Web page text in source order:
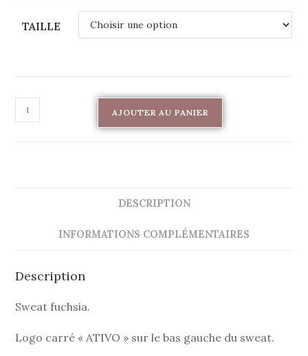
TAILLE
AJOUTER AU PANIER
DESCRIPTION
INFORMATIONS COMPLÉMENTAIRES
Description
Sweat fuchsia.
Logo carré « ATIVO » sur le bas gauche du sweat.